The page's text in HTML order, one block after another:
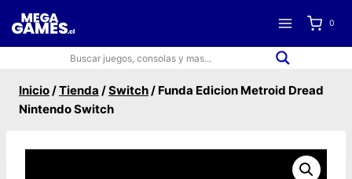
contenido
0
Inicio/Tienda /Switch/ Funda Edicion Metroid Dread
Nintendo Switch